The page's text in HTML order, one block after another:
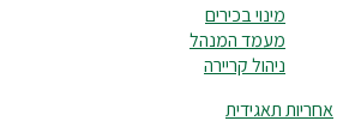
מינוי בכירים
מעמד המנהל
ניהול קריירה
אחריות תאגידית